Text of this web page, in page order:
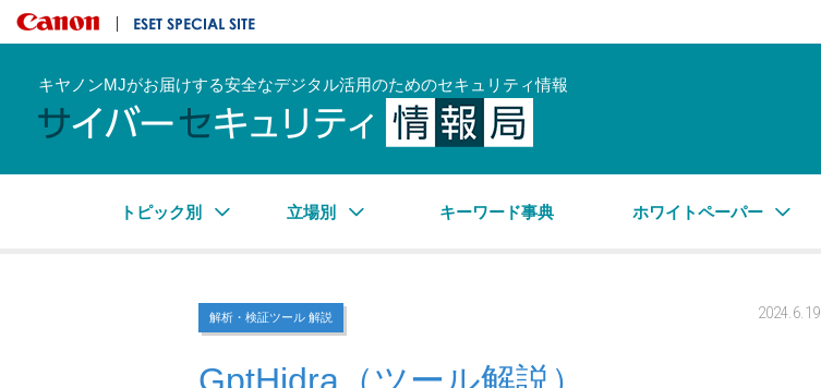
キヤノンマーケティングジャパン株式会社
キヤノンMJがお届けする安全なデジタル活用のためのセキュリティ情報
トピック別 立場別 キーワード事典 ホワイトペーパー
解析・検証ツール 解説 2024.6.19